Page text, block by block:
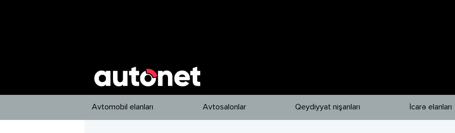
Avtomobil elanları Avtosalonlar Qeydiyyat nişanları İcarə elanları